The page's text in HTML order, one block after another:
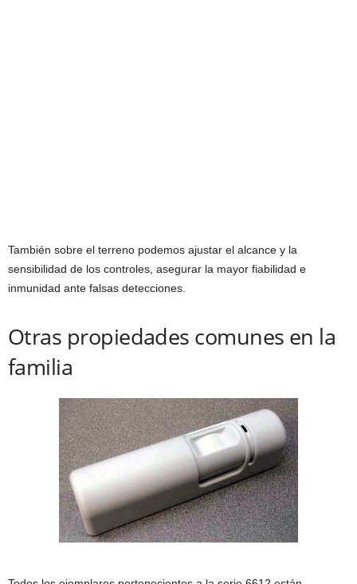
También sobre el terreno podemos ajustar el alcance y la
sensibilidad de los controles, asegurar la mayor fiabilidad e
inmunidad ante falsas detecciones.
Otras propiedades comunes en la
familia